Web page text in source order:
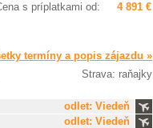
s príplatkami od:
4 891 €
termíny a popis zájazdu »
Strava: raňajky
odlet: Viedeň
odlet: Viedeň